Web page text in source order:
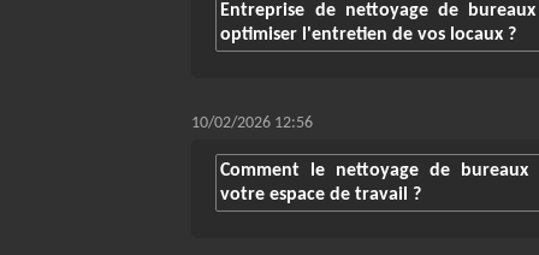
Entreprise de nettoyage de
optimiser l'entretien de vos locaux ?
10/02/2026 12:56
Comment le nettoyage de bureaux
votre espace de travail ?